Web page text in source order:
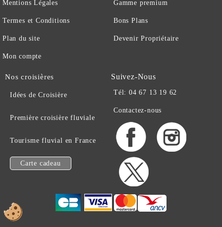
Mentions Légales
Termes et Conditions
Plan du site
Mon compte
Gamme premium
Bons Plans
Devenir Propriétaire
Nos croisières
Idées de Croisière
Première croisière fluviale
Tourisme fluvial en France
Carte cadeau
Suivez-Nous
Tél: 04 67 13 19 62
Contactez-nous